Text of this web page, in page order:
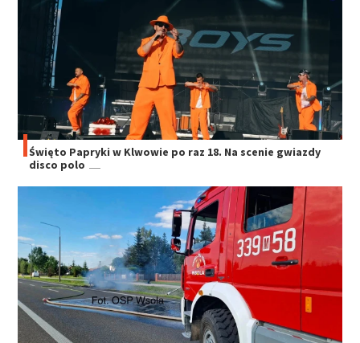
Święto Papryki w Klwowie po raz 18. Na scenie gwiazdy
disco polo